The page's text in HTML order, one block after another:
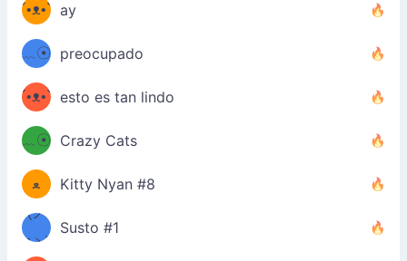
´•ᴥ•`
ʔ
ay
ミ●
﹏☉
ミ
preocupado
ʕ
´•ᴥ•`
ʔ
esto es tan lindo
ミ●
﹏☉
ミ
Crazy Cats
(ﾐዋ
ﻌ
ዋﾐ)ﾉ
Kitty Nyan #8
(ノ
дヽ)
Susto #1
(￣`